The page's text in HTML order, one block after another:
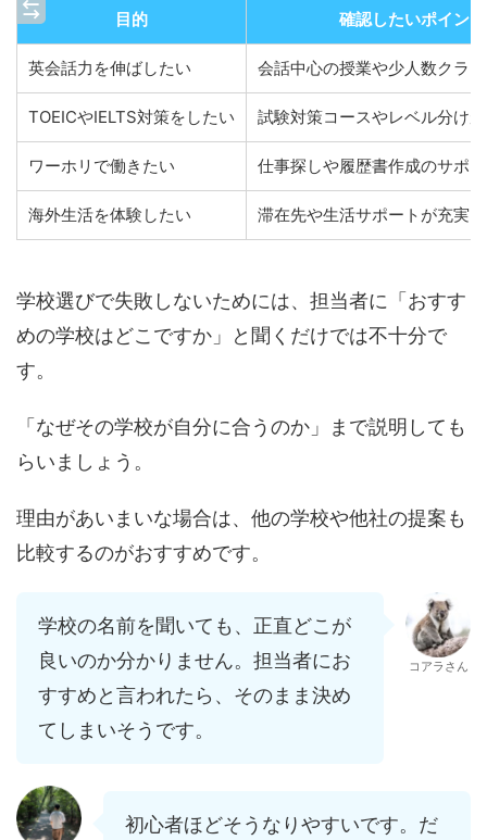
目的 確認したいポイント
英会話力を伸ばしたい 会話中心の授業や少人数クラ
TOEICやIELTS対策をしたい 試験対策コースやレベル分け
ワーホリで働きたい 仕事探しや履歴書作成のサポ
海外生活を体験したい 滞在先や生活サポートが充実
学校選びで失敗しないためには、担当者に「おすす
めの学校はどこですか」と聞くだけでは不十分で
す。
「なぜその学校が自分に合うのか」まで説明しても
らいましょう。
理由があいまいな場合は、他の学校や他社の提案も
比較するのがおすすめです。
学校の名前を聞いても、正直どこが
良いのか分かりません。担当者にお
すすめと言われたら、そのまま決め
てしまいそうです。
コアラさん
初心者ほどそうなりやすいです。だ